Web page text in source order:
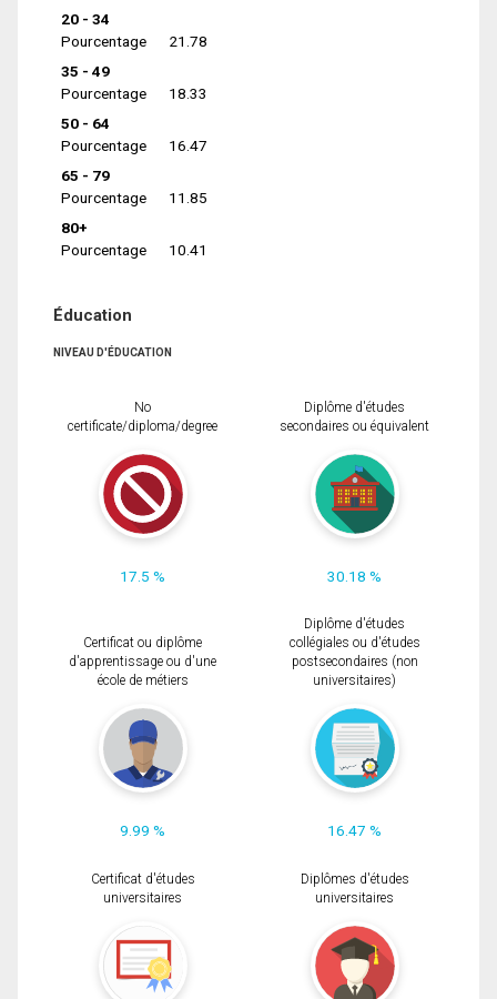
20 - 34
Pourcentage
21.78
35 - 49
Pourcentage
18.33
50 - 64
Pourcentage
16.47
65 - 79
Pourcentage
11.85
80+
Pourcentage
10.41
Éducation
NIVEAU D'ÉDUCATION
No
certificate/diploma/degree
17.5 %
Diplôme d'études
secondaires ou équivalent
30.18 %
Certificat ou diplôme
d'apprentissage ou d'une
école de métiers
9.99 %
Diplôme d'études
collégiales ou d'études
postsecondaires (non
universitaires)
16.47 %
Certificat d'études
universitaires
Diplômes d'études
universitaires